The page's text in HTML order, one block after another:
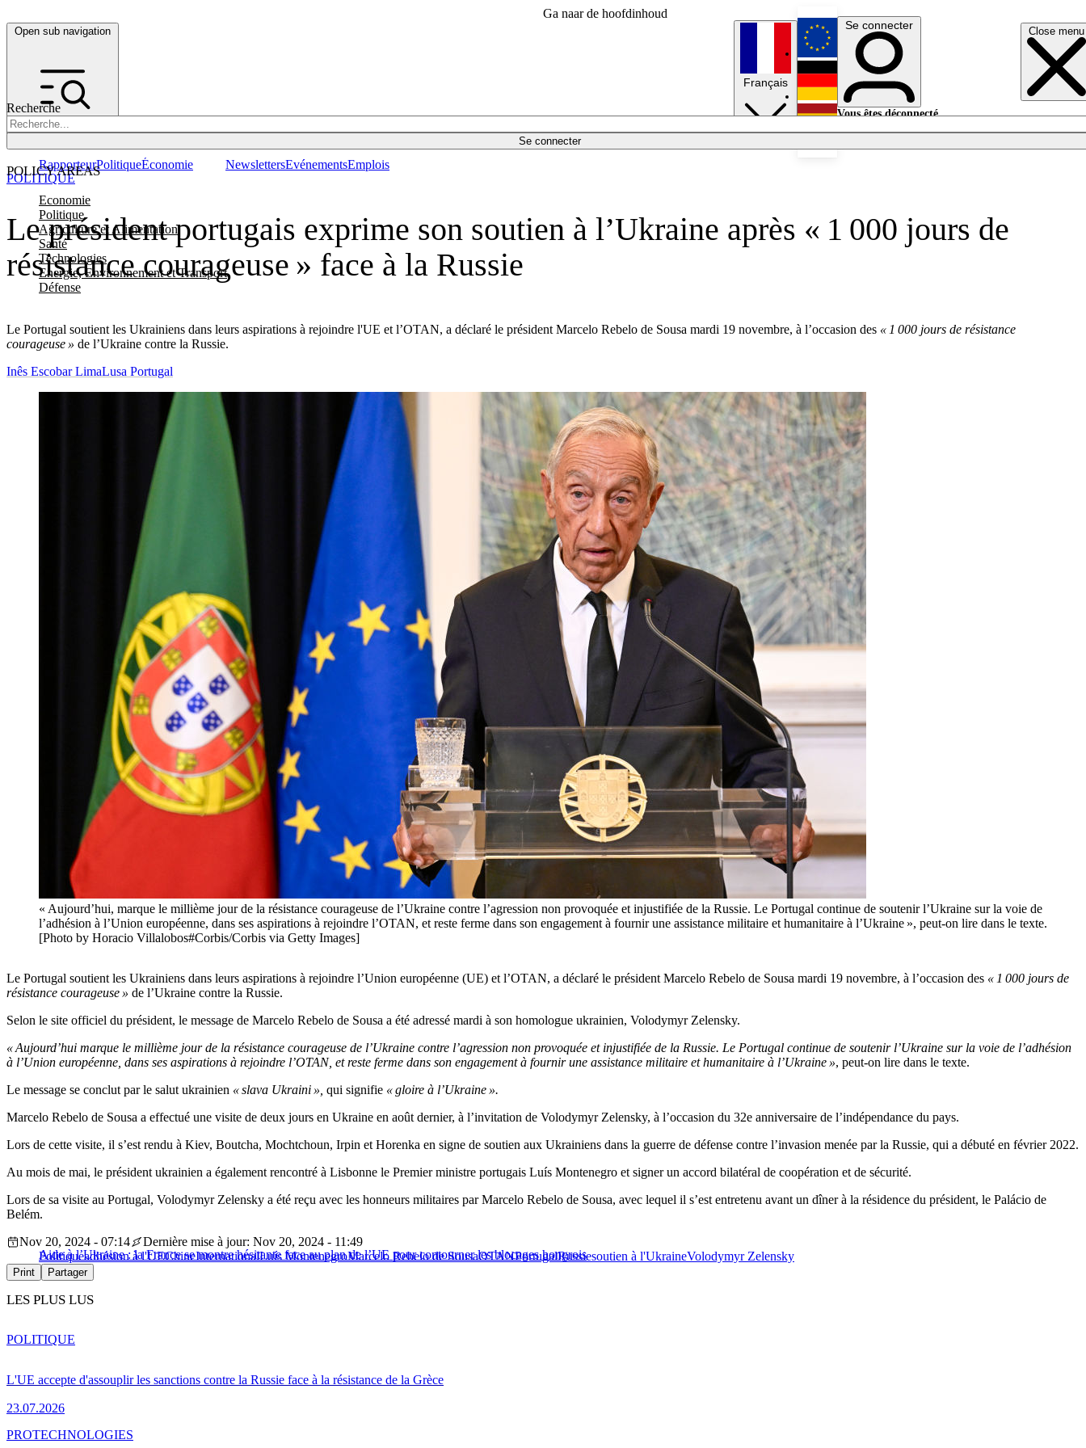
Ga naar de hoofdinhoud
Open sub navigation Close menu
Recherche
Se connecter
POLICY AREAS
Economie
Politique
Agriculture et Alimentation
Santé
Technologies
Energie, Environnement et Transport
Défense
RapporteurPolitiqueÉconomie NewslettersEvénementsEmplois
Français
English
Deutsch
Se connecter
Vous êtes déconnecté.
Le président portugais exprime son soutien à l’Ukraine après « 1 000 jours de
résistance courageuse » face à la Russie
Le Portugal soutient les Ukrainiens dans leurs aspirations à rejoindre l'UE et l’OTAN, a déclaré le président Marcelo Rebelo de Sousa mardi 19 novembre, à l’occasion des « 1 000 jours de résistance
courageuse » de l’Ukraine contre la Russie.
POLITIQUE
Inês Escobar LimaLusa Portugal
« Aujourd’hui, marque le millième jour de la résistance courageuse de l’Ukraine contre l’agression non provoquée et injustifiée de la Russie. Le Portugal continue de soutenir l’Ukraine sur la voie de
l’adhésion à l’Union européenne, dans ses aspirations à rejoindre l’OTAN, et reste ferme dans son engagement à fournir une assistance militaire et humanitaire à l’Ukraine », peut-on lire dans le texte.
[Photo by Horacio Villalobos#Corbis/Corbis via Getty Images]
Le Portugal soutient les Ukrainiens dans leurs aspirations à rejoindre l’Union européenne (UE) et l’OTAN, a déclaré le président Marcelo Rebelo de Sousa mardi 19 novembre, à l’occasion des « 1 000 jours de
résistance courageuse » de l’Ukraine contre la Russie.
Selon le site officiel du président, le message de Marcelo Rebelo de Sousa a été adressé mardi à son homologue ukrainien, Volodymyr Zelensky.
« Aujourd’hui marque le millième jour de la résistance courageuse de l’Ukraine contre l’agression non provoquée et injustifiée de la Russie. Le Portugal continue de soutenir l’Ukraine sur la voie de l’adhésion
à l’Union européenne, dans ses aspirations à rejoindre l’OTAN, et reste ferme dans son engagement à fournir une assistance militaire et humanitaire à l’Ukraine », peut-on lire dans le texte.
Le message se conclut par le salut ukrainien « slava Ukraini », qui signifie « gloire à l’Ukraine ».
Marcelo Rebelo de Sousa a effectué une visite de deux jours en Ukraine en août dernier, à l’invitation de Volodymyr Zelensky, à l’occasion du 32e anniversaire de l’indépendance du pays.
Lors de cette visite, il s’est rendu à Kiev, Boutcha, Mochtchoun, Irpin et Horenka en signe de soutien aux Ukrainiens dans la guerre de défense contre l’invasion menée par la Russie, qui a débuté en février 2022.
Au mois de mai, le président ukrainien a également rencontré à Lisbonne le Premier ministre portugais Luís Montenegro et signer un accord bilatéral de coopération et de sécurité.
Lors de sa visite au Portugal, Volodymyr Zelensky a été reçu avec les honneurs militaires par Marcelo Rebelo de Sousa, avec lequel il s’est entretenu avant un dîner à la résidence du président, le Palácio de
Belém.
Aide à l’Ukraine : la France se montre hésitante face au plan de l’UE pour contourner les blocages hongrois
Nov 20, 2024 - 07:14
Dernière mise à jour: Nov 20, 2024 - 11:49
Politiqueadhésion à l'UEChineInternationalLuís MontenegroMarcelo Rebelo de SousaOTANPortugalRussiesoutien à l'UkraineVolodymyr Zelensky
Print Partager
LES PLUS LUS
L'UE accepte d'assouplir les sanctions contre la Russie face à la résistance de la Grèce
23.07.2026
POLITIQUE
PROTECHNOLOGIES